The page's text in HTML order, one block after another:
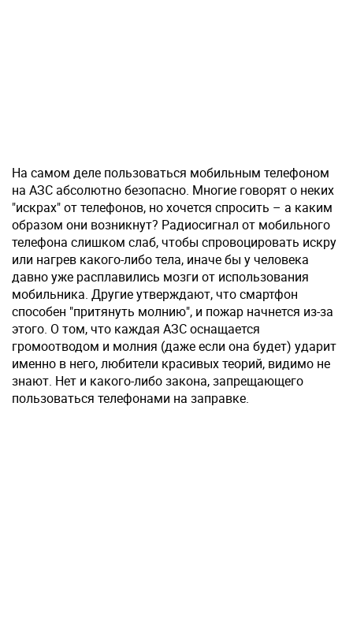
На самом деле пользоваться мобильным телефоном
на АЗС абсолютно безопасно. Многие говорят о неких
"искрах" от телефонов, но хочется спросить – а каким
образом они возникнут? Радиосигнал от мобильного
телефона слишком слаб, чтобы спровоцировать искру
или нагрев какого-либо тела, иначе бы у человека
давно уже расплавились мозги от использования
мобильника. Другие утверждают, что смартфон
способен "притянуть молнию", и пожар начнется из-за
этого. О том, что каждая АЗС оснащается
громоотводом и молния (даже если она будет) ударит
именно в него, любители красивых теорий, видимо не
знают. Нет и какого-либо закона, запрещающего
пользоваться телефонами на заправке.